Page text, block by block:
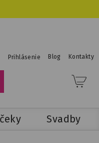
Prihlásenie Blog Kontakty
Svadby